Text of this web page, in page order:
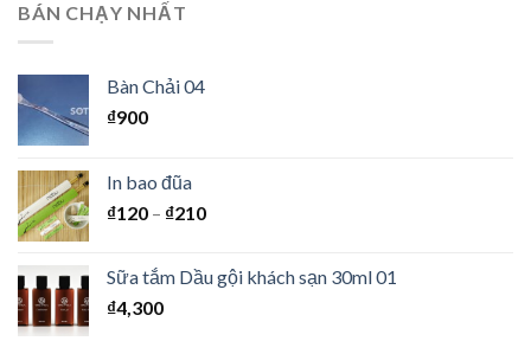
BÁN CHẠY NHẤT
Bàn Chải 04
₫900
In bao đũa
₫120 – ₫210
Sữa tắm Dầu gội khách sạn 30ml 01
₫4,300